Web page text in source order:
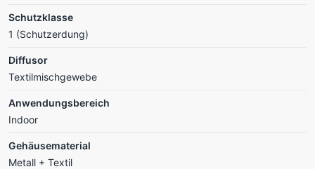
Schutzklasse
1 (Schutzerdung)
Diffusor
Textilmischgewebe
Anwendungsbereich
Indoor
Gehäusematerial
Metall + Textil